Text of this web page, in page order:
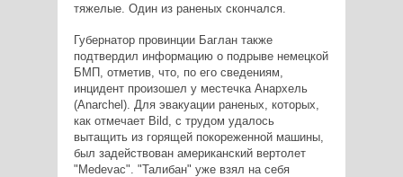
тяжелые. Один из раненых скончался.
Губернатор провинции Баглан также
подтвердил информацию о подрыве немецкой
БМП, отметив, что, по его сведениям,
инцидент произошел у местечка Анархель
(Anarchel). Для эвакуации раненых, которых,
как отмечает Bild, с трудом удалось
вытащить из горящей покореженной машины,
был задействован американский вертолет
"Medevac". "Талибан" уже взял на себя